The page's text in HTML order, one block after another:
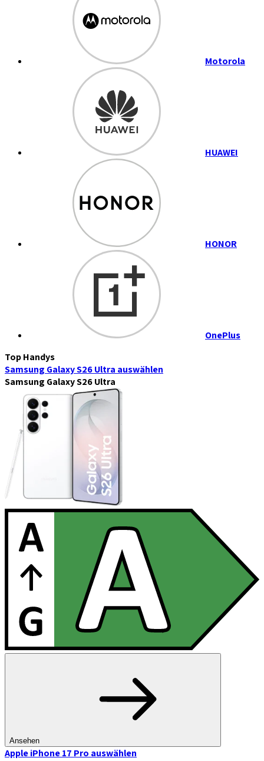
Motorola
HUAWEI
HONOR
OnePlus
Top Handys
Samsung Galaxy S26 Ultra auswählen
Samsung Galaxy S26 Ultra
Ansehen
Apple iPhone 17 Pro auswählen